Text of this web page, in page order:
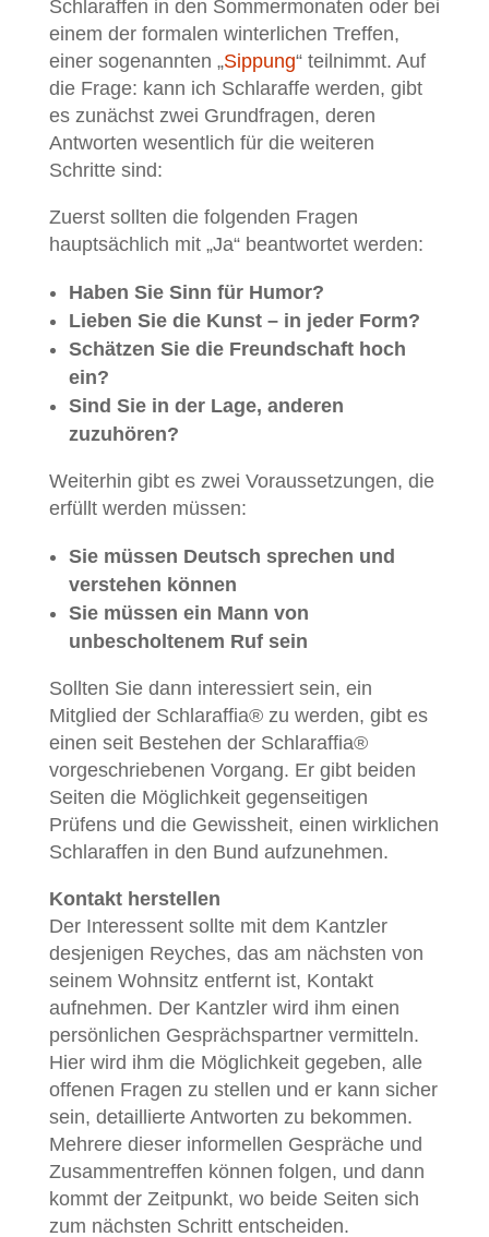
Schlaraffen in den Sommermonaten oder bei
einem der formalen winterlichen Treffen,
einer sogenannten „Sippung“ teilnimmt. Auf
die Frage: kann ich Schlaraffe werden, gibt
es zunächst zwei Grundfragen, deren
Antworten wesentlich für die weiteren
Schritte sind:
Zuerst sollten die folgenden Fragen
hauptsächlich mit „Ja“ beantwortet werden:
Haben Sie Sinn für Humor?
Lieben Sie die Kunst – in jeder Form?
Schätzen Sie die Freundschaft hoch
ein?
Sind Sie in der Lage, anderen
zuzuhören?
Weiterhin gibt es zwei Voraussetzungen, die
erfüllt werden müssen:
Sie müssen Deutsch sprechen und
verstehen können
Sie müssen ein Mann von
unbescholtenem Ruf sein
Sollten Sie dann interessiert sein, ein
Mitglied der Schlaraffia® zu werden, gibt es
einen seit Bestehen der Schlaraffia®
vorgeschriebenen Vorgang. Er gibt beiden
Seiten die Möglichkeit gegenseitigen
Prüfens und die Gewissheit, einen wirklichen
Schlaraffen in den Bund aufzunehmen.
Kontakt herstellen
Der Interessent sollte mit dem Kantzler
desjenigen Reyches, das am nächsten von
seinem Wohnsitz entfernt ist, Kontakt
aufnehmen. Der Kantzler wird ihm einen
persönlichen Gesprächspartner vermitteln.
Hier wird ihm die Möglichkeit gegeben, alle
offenen Fragen zu stellen und er kann sicher
sein, detaillierte Antworten zu bekommen.
Mehrere dieser informellen Gespräche und
Zusammentreffen können folgen, und dann
kommt der Zeitpunkt, wo beide Seiten sich
zum nächsten Schritt entscheiden.